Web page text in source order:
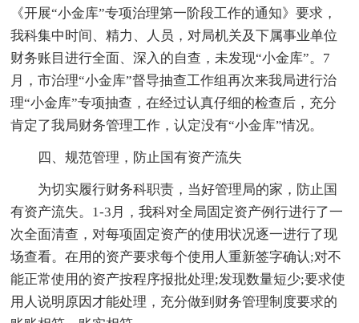
《开展“小金库”专项治理第一阶段工作的通知》要求，
我科集中时间、精力、人员，对局机关及下属事业单位
财务账目进行全面、深入的自查，未发现“小金库”。7
月，市治理“小金库”督导抽查工作组再次来我局进行治
理“小金库”专项抽查，在经过认真仔细的检查后，充分
肯定了我局财务管理工作，认定没有“小金库”情况。
四、规范管理，防止国有资产流失
为切实履行财务科职责，当好管理局的家，防止国
有资产流失。1-3月，我科对全局固定资产例行进行了一
次全面清查，对每项固定资产的使用状况逐一进行了现
场查看。在用的资产要求每个使用人重新签字确认;对不
能正常使用的资产按程序报批处理;发现数量短少;要求使
用人说明原因才能处理，充分做到财务管理制度要求的